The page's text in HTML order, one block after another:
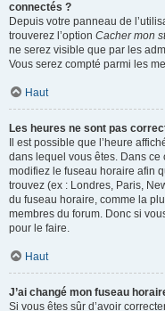
connectés ?
Depuis votre panneau de
trouverez l’option Cacher mon
ne serez visible que par les
Vous serez compté parmi les
Haut
Les heures ne sont pas
Il est possible que l’heure
dans lequel vous êtes. Dans ce
modifiez le fuseau horaire afin
trouvez (ex : Londres, Paris,
du fuseau horaire, comme la
membres du forum. Donc si
pour le faire.
Haut
J’ai changé mon fuseau
Si vous êtes sûr d’avoir